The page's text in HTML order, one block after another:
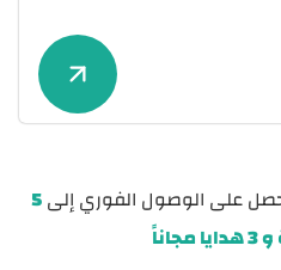
على الوصول الفوري إلى5